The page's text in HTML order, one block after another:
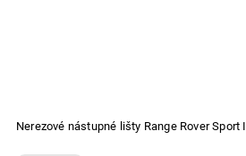
Nerezové nástupné lišty Range Rover Sport I